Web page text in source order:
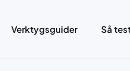
Verktygsguider Så